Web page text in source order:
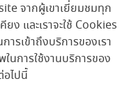
จากผู้เขาเยี่ยมชมทุก
ง และเราจะใช้ Cookies
ารเข้าถึงบริการของเรา
การใช้งานบริการของ
ไปนี้